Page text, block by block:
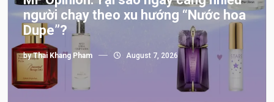
người chạy theo xu hướng “Nước hoa
Dupe”?
byThai Khang Pham August 7, 2026